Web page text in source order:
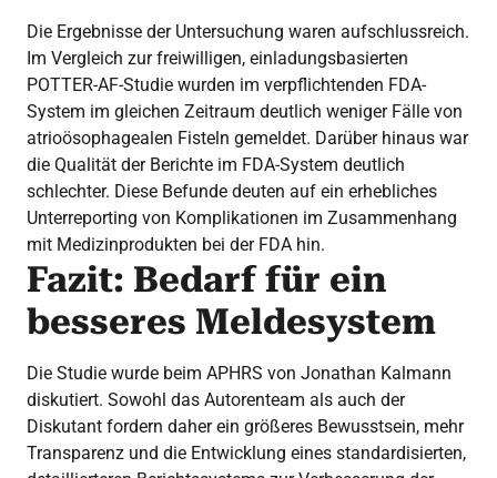
Die Ergebnisse der Untersuchung waren aufschlussreich.
Im Vergleich zur freiwilligen, einladungsbasierten
POTTER-AF-Studie wurden im verpflichtenden FDA-
System im gleichen Zeitraum deutlich weniger Fälle von
atrioösophagealen Fisteln gemeldet. Darüber hinaus war
die Qualität der Berichte im FDA-System deutlich
schlechter. Diese Befunde deuten auf ein erhebliches
Unterreporting von Komplikationen im Zusammenhang
mit Medizinprodukten bei der FDA hin.
Fazit: Bedarf für ein
besseres Meldesystem
Die Studie wurde beim APHRS von Jonathan Kalmann
diskutiert. Sowohl das Autorenteam als auch der
Diskutant fordern daher ein größeres Bewusstsein, mehr
Transparenz und die Entwicklung eines standardisierten,